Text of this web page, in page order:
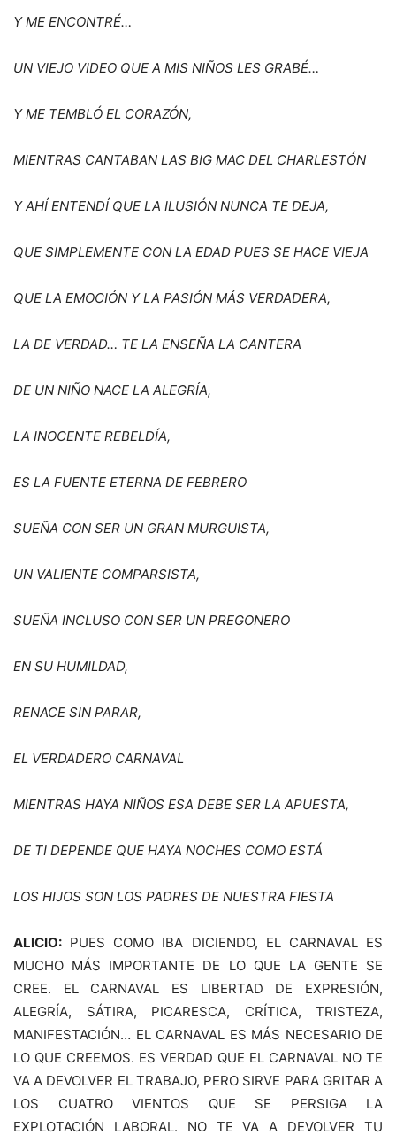
Y ME ENCONTRÉ…
UN VIEJO VIDEO QUE A MIS NIÑOS LES GRABÉ…
Y ME TEMBLÓ EL CORAZÓN,
MIENTRAS CANTABAN LAS BIG MAC DEL CHARLESTÓN
Y AHÍ ENTENDÍ QUE LA ILUSIÓN NUNCA TE DEJA,
QUE SIMPLEMENTE CON LA EDAD PUES SE HACE VIEJA
QUE LA EMOCIÓN Y LA PASIÓN MÁS VERDADERA,
LA DE VERDAD… TE LA ENSEÑA LA CANTERA
DE UN NIÑO NACE LA ALEGRÍA,
LA INOCENTE REBELDÍA,
ES LA FUENTE ETERNA DE FEBRERO
SUEÑA CON SER UN GRAN MURGUISTA,
UN VALIENTE COMPARSISTA,
SUEÑA INCLUSO CON SER UN PREGONERO
EN SU HUMILDAD,
RENACE SIN PARAR,
EL VERDADERO CARNAVAL
MIENTRAS HAYA NIÑOS ESA DEBE SER LA APUESTA,
DE TI DEPENDE QUE HAYA NOCHES COMO ESTÁ
LOS HIJOS SON LOS PADRES DE NUESTRA FIESTA
ALICIO: PUES COMO IBA DICIENDO, EL CARNAVAL ES
MUCHO MÁS IMPORTANTE DE LO QUE LA GENTE SE
CREE. EL CARNAVAL ES LIBERTAD DE EXPRESIÓN,
ALEGRÍA, SÁTIRA, PICARESCA, CRÍTICA, TRISTEZA,
MANIFESTACIÓN… EL CARNAVAL ES MÁS NECESARIO DE
LO QUE CREEMOS. ES VERDAD QUE EL CARNAVAL NO TE
VA A DEVOLVER EL TRABAJO, PERO SIRVE PARA GRITAR A
LOS CUATRO VIENTOS QUE SE PERSIGA LA
EXPLOTACIÓN LABORAL. NO TE VA A DEVOLVER TU